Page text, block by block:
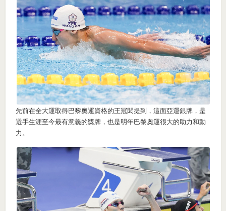
先前在全大運取得巴黎奧運資格的王冠閎提到，這面亞運銀牌，是
選手生涯至今最有意義的獎牌，也是明年巴黎奧運很大的助力和動
力。